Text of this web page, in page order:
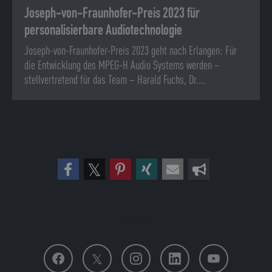
Joseph-von-Fraunhofer-Preis 2023 für
personalisierbare Audiotechnologie
Joseph-von-Fraunhofer-Preis 2023 geht nach Erlangen: Für
die Entwicklung des MPEG-H Audio Systems werden –
stellvertretend für das Team – Harald Fuchs, Dr.…